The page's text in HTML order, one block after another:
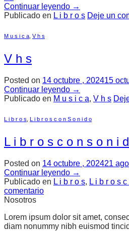
Continuar leyendo →
Publicado en L i b r o s Deje un
M u s i c a V h s
V h s
Posted on 14 octubre , 202415
Continuar leyendo →
Publicado en M u s i c a, V h s
L i b r o s L i b r o s c o n S o n i d o
L i b r o s c o n s o n i
Posted on 14 octubre , 202421
Continuar leyendo →
Publicado en L i b r o s, L i b r o s
comentario
Nosotros
Lorem ipsum dolor sit amet,
diam nonummy nibh euismod